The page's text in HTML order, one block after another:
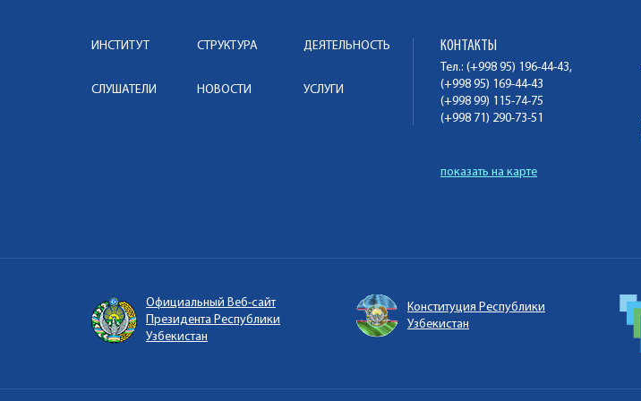
ИНСТИТУТ СТРУКТУРА ДЕЯТЕЛЬНОСТЬ
СЛУШАТЕЛИ НОВОСТИ УСЛУГИ
КОНТАКТЫ
Тел.: (+998 95) 196-44-43,
(+998 95) 169-44-43
(+998 99) 115-74-75
(+998 71) 290-73-51
показать на карте
Официальный Веб-сайт
Президента Республики
Узбекистан
Конституция Республики
Узбекистан